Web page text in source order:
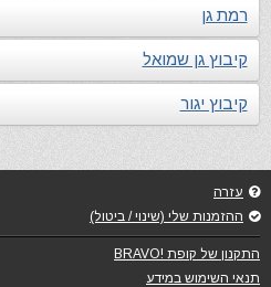
רמת גן
קיבוץ גן שמואל
קיבוץ יגור
עזרה
ההזמנות שלי (שינוי / ביטול)
התקנון של קופת !BRAVO
תנאי השימוש במידע